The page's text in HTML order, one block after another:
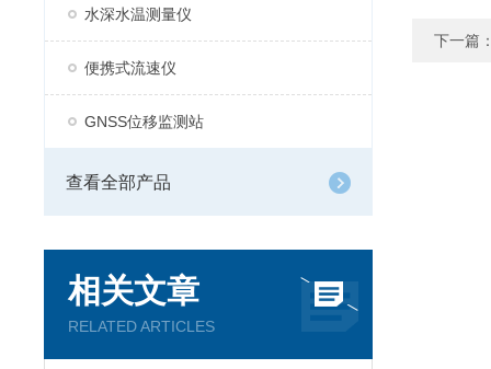
水深水温测量仪
便携式流速仪
GNSS位移监测站
查看全部产品
相关文章
RELATED ARTICLES
下一篇